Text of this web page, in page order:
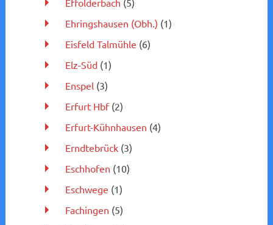
Effolderbach (5)
Ehringshausen (Obh.) (1)
Eisfeld Talmühle (6)
Elz-Süd(1)
Enspel(3)
Erfurt Hbf(2)
Erfurt-Kühnhausen (4)
Erndtebrück(3)
Eschhofen (10)
Eschwege (1)
Fachingen (5)